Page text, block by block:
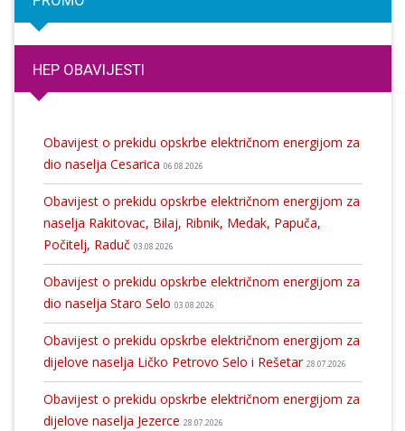
HEP OBAVIJESTI
Obavijest o prekidu opskrbe električnom energijom za
dio naselja Cesarica 06.08.2026
Obavijest o prekidu opskrbe električnom energijom za
naselja Rakitovac, Bilaj, Ribnik, Medak, Papuča,
Počitelj, Raduč 03.08.2026
Obavijest o prekidu opskrbe električnom energijom za
dio naselja Staro Selo 03.08.2026
Obavijest o prekidu opskrbe električnom energijom za
dijelove naselja Ličko Petrovo Selo i Rešetar 28.07.2026
Obavijest o prekidu opskrbe električnom energijom za
dijelove naselja Jezerce 28.07.2026